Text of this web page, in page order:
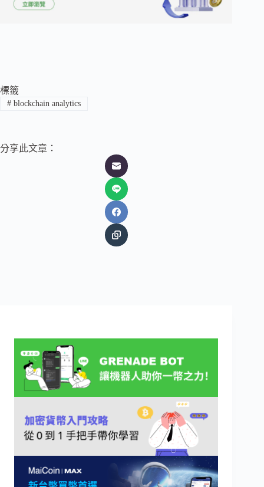
標籤
#blockchain analytics
分享此文章：